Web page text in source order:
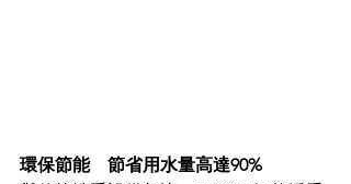
環保節能　節省用水量高達90%